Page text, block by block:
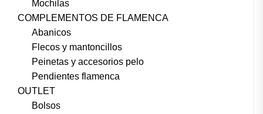
Mochilas
COMPLEMENTOS DE FLAMENCA
Abanicos
Flecos y mantoncillos
Peinetas y accesorios pelo
Pendientes flamenca
OUTLET
Bolsos